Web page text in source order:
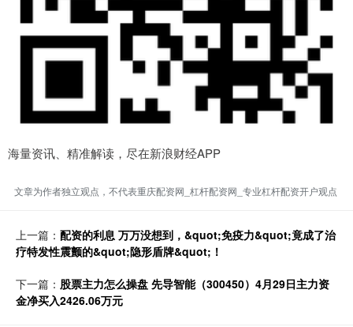
海量资讯、精准解读，尽在新浪财经APP
文章为作者独立观点，不代表重庆配资网_杠杆配资网_专业杠杆配资开户观点
上一篇： 配资的利息 万万没想到，&quot;免疫力&quot;竟成了治
疗特发性震颤的&quot;隐形盾牌&quot;！
下一篇： 股票主力怎么操盘 先导智能（300450）4月29日主力资
金净买入2426.06万元